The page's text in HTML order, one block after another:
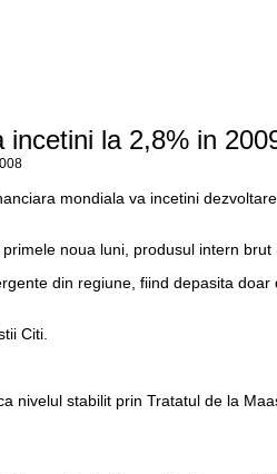
la 2,8% in
mondiala va incetini
noua luni, produsul intern brut
din regiune, fiind depasita
Citi.
stabilit prin Tratatul de la